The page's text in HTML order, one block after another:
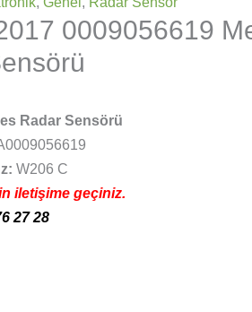
0009056619
Radar Sensörü
W206 C
iletişime geçiniz.
27 28